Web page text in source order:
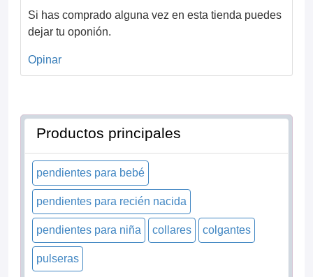
Si has comprado alguna vez en esta tienda puedes
dejar tu oponión.
Opinar
Productos principales
pendientes para bebé
pendientes para recién nacida
pendientes para niña collares colgantes
pulseras